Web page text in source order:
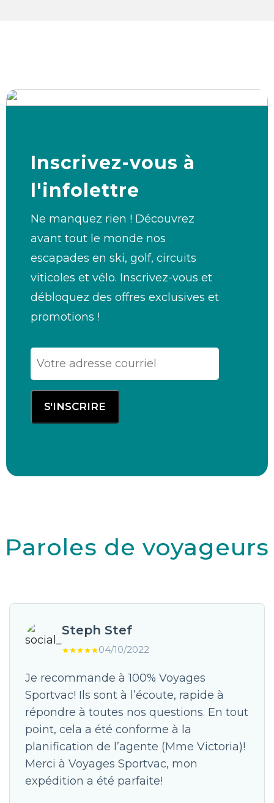
Inscrivez-vous à
l'infolettre
Ne manquez rien ! Découvrez
avant tout le monde nos
escapades en ski, golf, circuits
viticoles et vélo. Inscrivez-vous et
débloquez des offres exclusives et
promotions !
Paroles de voyageurs
Steph Stef
04/10/2022
Je recommande à 100% Voyages
Sportvac! Ils sont à l’écoute, rapide à
répondre à toutes nos questions. En tout
point, cela a été conforme à la
planification de l’agente (Mme Victoria)!
Merci à Voyages Sportvac, mon
expédition a été parfaite!